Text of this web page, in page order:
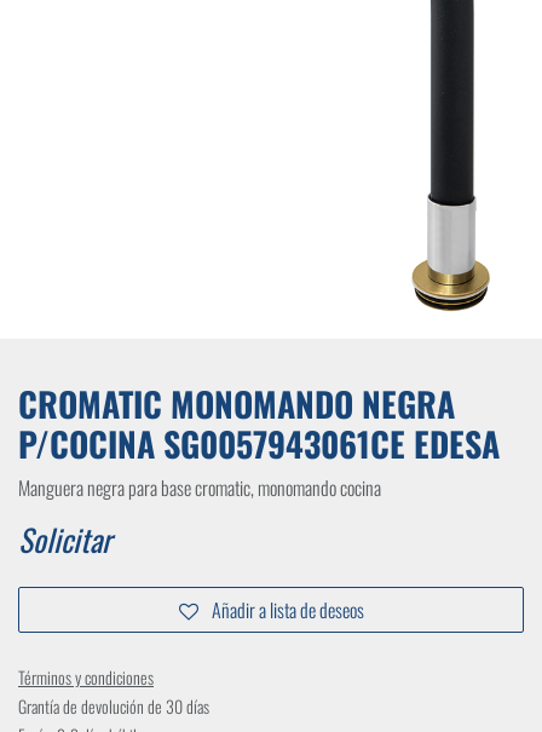
CROMATIC MONOMANDO NEGRA
P/COCINA SG0057943061CE EDESA
Manguera negra para base cromatic, monomando cocina
Solicitar
Añadir a lista de deseos
Términos y condiciones
Grantía de devolución de 30 días